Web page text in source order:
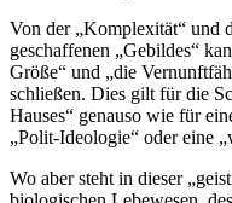
Von der „Komplexität“ und
geschaffenen „Gebildes“
Größe“ und „die
schließen. Dies gilt für die
Hauses“ genauso wie für
„Polit-Ideologie“ oder eine
Wo aber steht in dieser